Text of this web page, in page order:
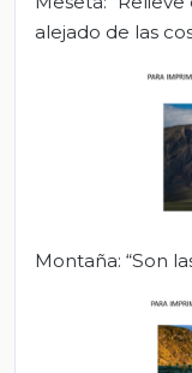
alejado de las
Montaña: “Son